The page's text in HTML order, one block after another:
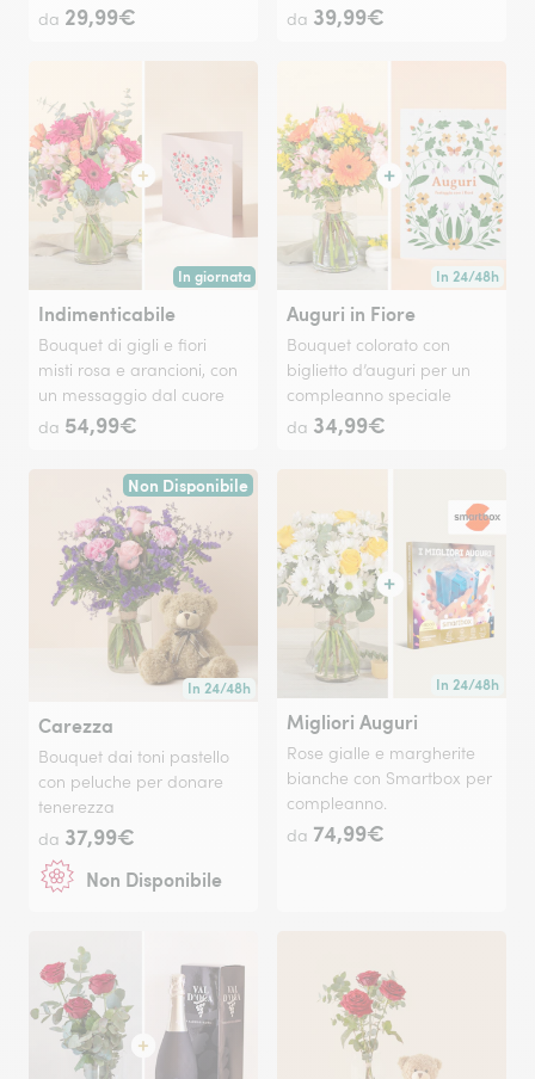
da 29,99€
da 39,99€
In giornata
Consegna disponibile oggi o in data a tua scelta.
Indimenticabile
Bouquet di gigli e fiori
misti rosa e arancioni, con
un messaggio dal cuore
da 54,99€
In 24/48h
Consegna
Auguri in Fiore
Bouquet colorato con
biglietto d’auguri per un
compleanno speciale
da 34,99€
Non Disponibile
In 24/48h
Consegna disponibile in 24/48h o in data a tua scelta.
Carezza
Bouquet dai toni pastello
con peluche per donare
tenerezza
da 37,99€
Non Disponibile
In 24/48h
Consegna
Migliori Auguri
Rose gialle e margherite
bianche con Smartbox per
compleanno.
da 74,99€